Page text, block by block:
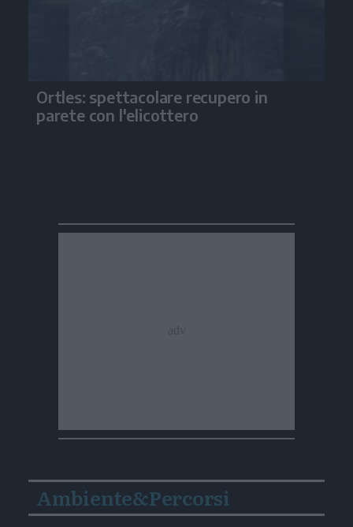
Ortles: spettacolare recupero in
parete con l'elicottero
Ambiente&Percorsi